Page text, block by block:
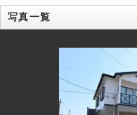
写真一覧